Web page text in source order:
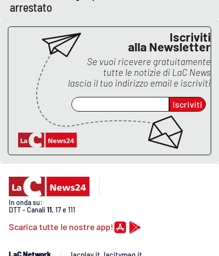
LAC
Lacplay.it
Lactv.it
Laconair.it
Lacitymag.it
Lacapitalenews.it
Ilreggino.it
Cosenzachannel.it
Ilvibonese.it
arrestato
Iscriviti
alla Newsletter
Se vuoi ricevere gratuitamente
tutte le notizie di LaC News
lascia il tuo indirizzo email e iscriviti
Iscriviti
In onda su:
DTT - Canali 11, 17 e 111
Scarica tutte le nostre app!
LaC Network